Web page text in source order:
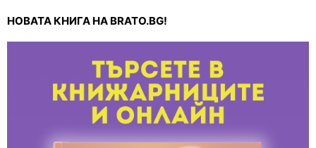
НОВАТА КНИГА НА BRATO.BG!